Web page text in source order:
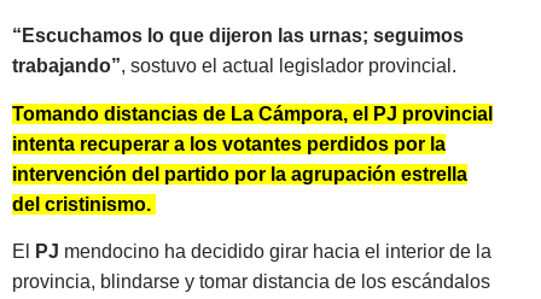
“Escuchamos lo que dijeron las urnas; seguimos
trabajando”, sostuvo el actual legislador provincial.
Tomando distancias de La Cámpora, el PJ provincial
intenta recuperar a los votantes perdidos por la
intervención del partido por la agrupación estrella
del cristinismo.
El PJ mendocino ha decidido girar hacia el interior de la
provincia, blindarse y tomar distancia de los escándalos